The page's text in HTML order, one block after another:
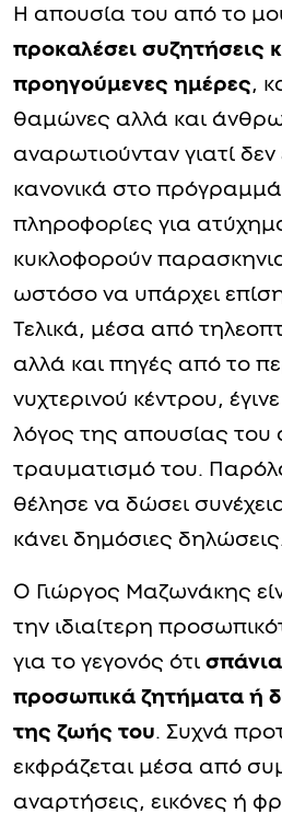
Η απουσία του από το
προκαλέσει συζητήσεις
προηγούμενες ημέρες,
θαμώνες αλλά και
αναρωτιούνταν γιατί
κανονικά στο
πληροφορίες για
κυκλοφορούν
ωστόσο να υπάρχει
Τελικά, μέσα από
αλλά και πηγές από το
νυχτερινού κέντρου,
λόγος της απουσίας του
τραυματισμό του.
θέλησε να δώσει
κάνει δημόσιες
Ο Γιώργος Μαζωνάκης
την ιδιαίτερη
για το γεγονός ότι
προσωπικά ζητήματα ή
της ζωής του. Συχνά
εκφράζεται μέσα από
αναρτήσεις, εικόνες ή